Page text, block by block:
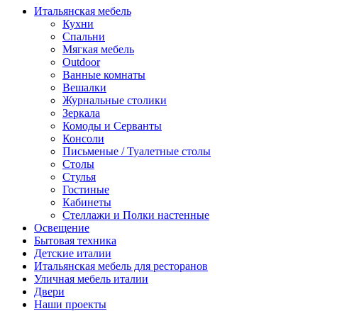
Итальянская мебель
Кухни
Спальни
Мягкая мебель
Outdoor
Ванные комнаты
Вешалки
Журнальные столики
Зеркала
Комоды и Серванты
Консоли
Письменые / Туалетные столы
Столы
Стулья
Гостиные
Кабинеты
Стеллажи и Полки настенные
Освещение
Бытовая техника
Детские италии
Итальянская мебель для ресторанов
Уличная мебель италии
Двери
Наши проекты